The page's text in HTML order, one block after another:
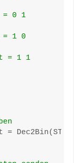
0 1
1 0
= 1 1
=